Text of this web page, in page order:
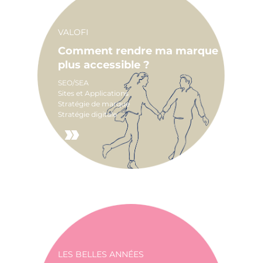
VALOFI
Comment rendre ma marque
plus accessible ?
SEO/SEA
Sites et Applications
Stratégie de marque
Stratégie digitale
LES BELLES ANNÉES